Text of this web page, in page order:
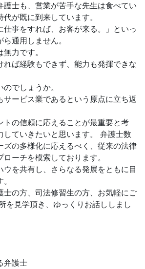
護士も、営業が苦手な先生は食べてい
が既に到来しています。
仕事をすれば、お客が来る。」といっ
通用しません。
力です。
れば経験もできず、能力も発揮できな
でしょうか。
サービス業であるという原点に立ち返
トの信頼に応えることが最重要と考
していきたいと思います。 弁護士数
ズの多様化に応えるべく、従来の法律
ーチを模索しております。
ウを共有し、さらなる発展をともに目
士の方、司法修習生の方、お気軽にご
を見学頂き、ゆっくりお話ししまし
弁護士